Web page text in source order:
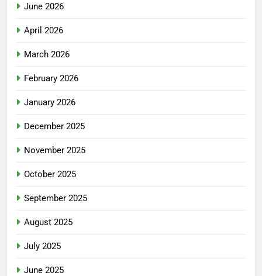
June 2026
April 2026
March 2026
February 2026
January 2026
December 2025
November 2025
October 2025
September 2025
August 2025
July 2025
June 2025